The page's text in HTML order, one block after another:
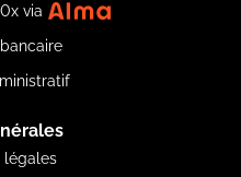
via
légales